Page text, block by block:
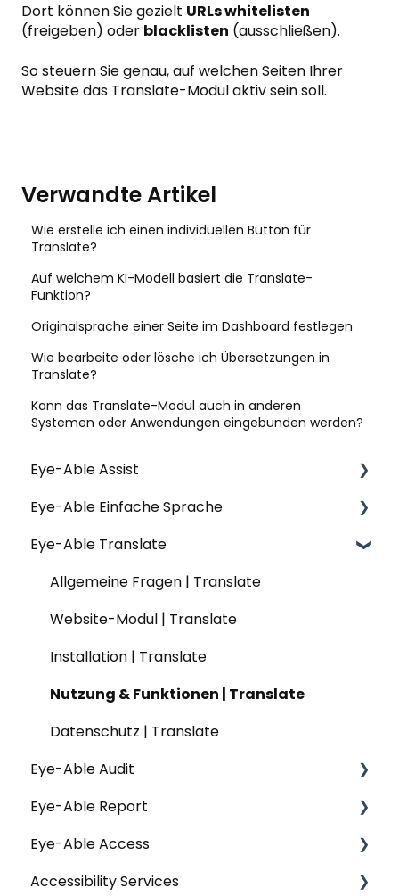
Dort können Sie gezielt URLs whitelisten
(freigeben) oder blacklisten (ausschließen).
So steuern Sie genau, auf welchen Seiten Ihrer
Website das Translate-Modul aktiv sein soll.
Verwandte Artikel
Wie erstelle ich einen individuellen Button für
Translate?
Auf welchem KI-Modell basiert die Translate-
Funktion?
Originalsprache einer Seite im Dashboard festlegen
Wie bearbeite oder lösche ich Übersetzungen in
Translate?
Kann das Translate-Modul auch in anderen
Systemen oder Anwendungen eingebunden werden?
Eye-Able Assist
Allgemeine Fragen | Assist
Installation | Assist
Konfiguration | Assist
Nutzung & Funktionen | Assist
Datenschutz | Assist
Eye-Able Einfache Sprache
Allgemeine Fragen | Einfache Sprache
Installation | Einfache Sprache
Nutzung & Funktionen | Einfache Sprache
Website-Modul | Einfache Sprache
Eye-Able Translate
Allgemeine Fragen | Translate
Website-Modul | Translate
Installation | Translate
Nutzung & Funktionen | Translate
Datenschutz | Translate
Eye-Able Audit
Allgemeine Fragen | Audit
Installation | Audit
Nutzung & Funktionen | Audit
Eye-Able Report
Allgemeine Fragen | Report
Erste Schritte | Report
Eye-Able Access
Allgemeine Fragen | Eye-Able Access
Accessibility Services